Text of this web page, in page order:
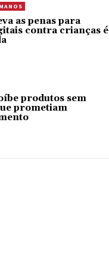
as penas para
contra crianças é
produtos sem
prometiam